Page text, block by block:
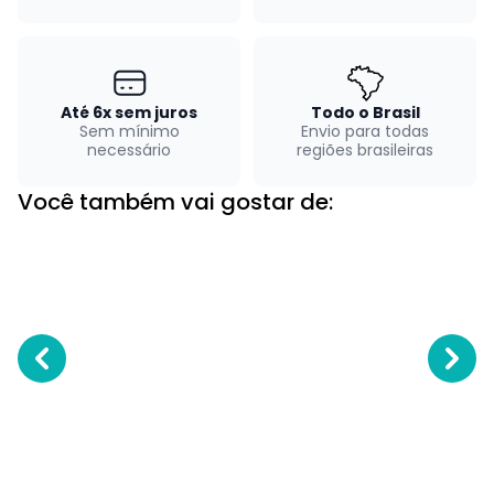
Até 6x sem juros
Sem mínimo
necessário
Todo o Brasil
Envio para todas
regiões brasileiras
Você também vai gostar de: